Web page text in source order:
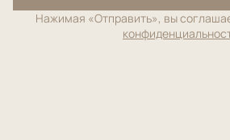
Нажимая «Отправить», вы